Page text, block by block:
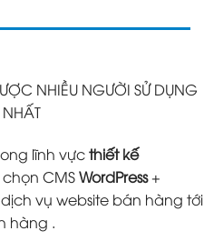
NHIỀU NGƯỜI SỬ DỤNG
lĩnh vựcthiết kế
CMSWordPress+
vụ website bán hàng tới
hàng .